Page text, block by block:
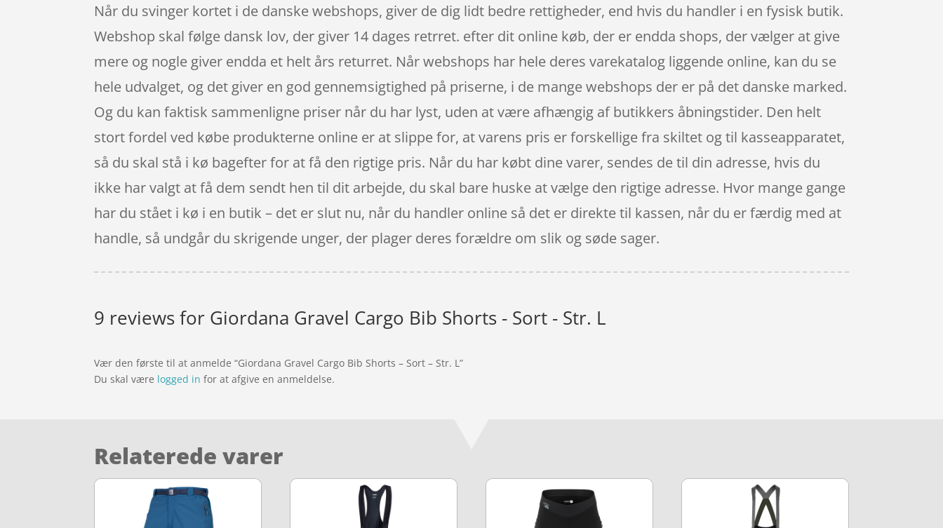
Når du svinger kortet i de danske webshops, giver de dig lidt bedre rettigheder, end hvis du handler i en fysisk butik.
Webshop skal følge dansk lov, der giver 14 dages retrret. efter dit online køb, der er endda shops, der vælger at give
mere og nogle giver endda et helt års returret. Når webshops har hele deres varekatalog liggende online, kan du se
hele udvalget, og det giver en god gennemsigtighed på priserne, i de mange webshops der er på det danske marked.
Og du kan faktisk sammenligne priser når du har lyst, uden at være afhængig af butikkers åbningstider. Den helt
stort fordel ved købe produkterne online er at slippe for, at varens pris er forskellige fra skiltet og til kasseapparatet,
så du skal stå i kø bagefter for at få den rigtige pris. Når du har købt dine varer, sendes de til din adresse, hvis du
ikke har valgt at få dem sendt hen til dit arbejde, du skal bare huske at vælge den rigtige adresse. Hvor mange gange
har du stået i kø i en butik – det er slut nu, når du handler online så det er direkte til kassen, når du er færdig med at
handle, så undgår du skrigende unger, der plager deres forældre om slik og søde sager.
9 reviews for Giordana Gravel Cargo Bib Shorts - Sort - Str. L
Vær den første til at anmelde “Giordana Gravel Cargo Bib Shorts – Sort – Str. L”
Du skal være logged in for at afgive en anmeldelse.
Relaterede varer